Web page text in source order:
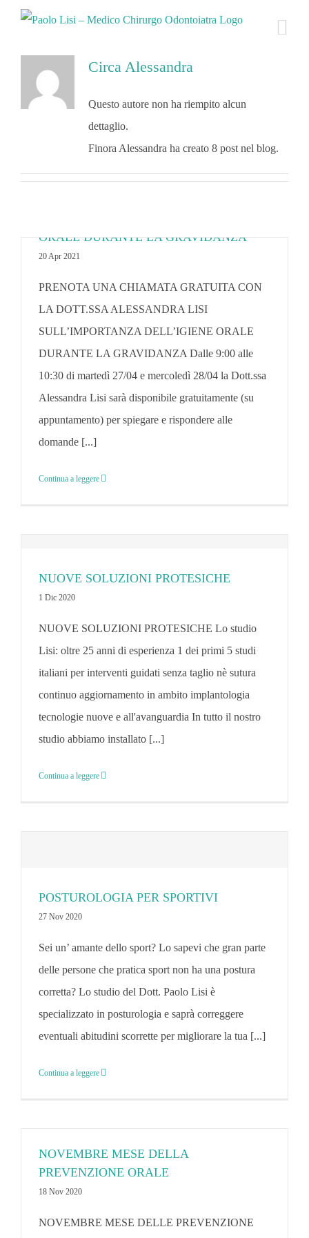
contenuto
Circa Alessandra
Questo autore non ha riempito alcun
dettaglio.
Finora Alessandra ha creato 8 post nel blog.
PRENOTA UNA CHIAMATA GRATUITA
ORALE DURANTE LA GRAVIDANZA
20 Apr 2021
PRENOTA UNA CHIAMATA GRATUITA CON
LA DOTT.SSA ALESSANDRA LISI
SULL’IMPORTANZA DELL’IGIENE ORALE
DURANTE LA GRAVIDANZA Dalle 9:00 alle
10:30 di martedì 27/04 e mercoledì 28/04 la Dott.ssa
Alessandra Lisi sarà disponibile gratuitamente (su
appuntamento) per spiegare e rispondere alle
domande [...]
Continua a leggere
NUOVE SOLUZIONI PROTESICHE
1 Dic 2020
NUOVE SOLUZIONI PROTESICHE Lo studio
Lisi: oltre 25 anni di esperienza 1 dei primi 5 studi
italiani per interventi guidati senza taglio nè sutura
continuo aggiornamento in ambito implantologia
tecnologie nuove e all'avanguardia In tutto il nostro
studio abbiamo installato [...]
Continua a leggere
POSTUROLOGIA PER SPORTIVI
27 Nov 2020
Sei un’ amante dello sport? Lo sapevi che gran parte
delle persone che pratica sport non ha una postura
corretta? Lo studio del Dott. Paolo Lisi è
specializzato in posturologia e saprà correggere
eventuali abitudini scorrette per migliorare la tua [...]
Continua a leggere
NOVEMBRE MESE DELLA
PREVENZIONE ORALE
18 Nov 2020
NOVEMBRE MESE DELLE PREVENZIONE